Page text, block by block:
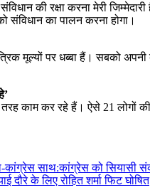
की रक्षा करना मेरी
संविधान का पालन करना होगा।
मूल्‍यों पर धब्‍बा हैं। सबको
काम कर रहे हैं। ऐसे 21 लोगों
कांग्रेस साथ:कांग्रेस को सियासी
दौरे के लिए रोहित शर्मा फिट घोषित